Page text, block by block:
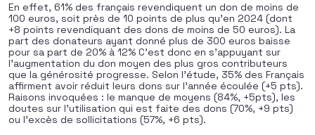
En effet, 61% des français revendiquent un don de moins de
100 euros, soit près de 10 points de plus qu’en 2024 (dont
+8 points revendiquant des dons de moins de 50 euros). La
part des donateurs ayant donné plus de 300 euros baisse
pour sa part de 20% à 12% C’est donc en s’appuyant sur
l’augmentation du don moyen des plus gros contributeurs
que la générosité progresse. Selon l’étude, 35% des Français
affirment avoir réduit leurs dons sur l’année écoulée (+5 pts).
Raisons invoquées : le manque de moyens (84%, +5pts), les
doutes sur l’utilisation qui est faite des dons (70%, +9 pts)
ou l’excès de sollicitations (57%, +6 pts).